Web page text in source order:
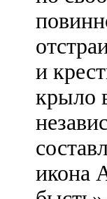
и
крыло
икона